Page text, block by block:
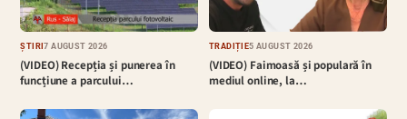
ȘTIRI7 AUGUST 2026
(VIDEO) Recepția și punerea în
funcțiune a parcului…
TRADIȚIE5 AUGUST 2026
(VIDEO) Faimoasă și populară în
mediul online, la…